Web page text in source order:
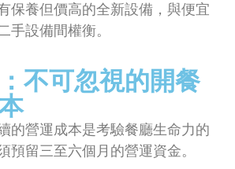
保養但價高的全新設備，與便宜
手設備間權衡。
不可忽視的開餐
的營運成本是考驗餐廳生命力的
預留三至六個月的營運資金。